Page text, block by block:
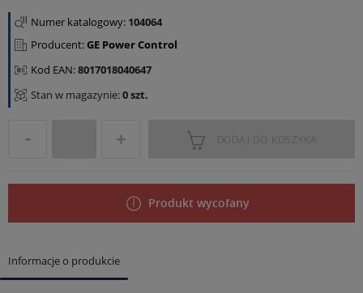
Numer katalogowy: 104064
Producent:GE Power Control
Kod EAN:8017018040647
Stan w magazynie:0 szt.
DODAJ DO KOSZYKA
Produkt wycofany
Informacje o produkcie